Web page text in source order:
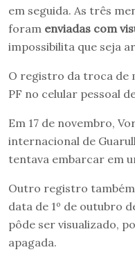
em seguida. As três
foram enviadas com
impossibilita que seja
O registro da troca de
PF no celular pessoal
Em 17 de novembro,
internacional de
tentava embarcar em
Outro registro
data de 1º de outubro
pôde ser visualizado,
apagada.